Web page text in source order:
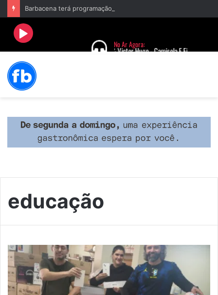
educação